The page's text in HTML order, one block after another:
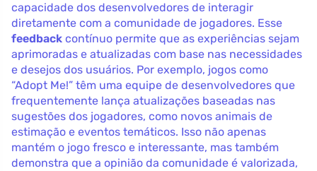
capacidade dos desenvolvedores de interagir
diretamente com a comunidade de jogadores. Esse
feedback contínuo permite que as experiências sejam
aprimoradas e atualizadas com base nas necessidades
e desejos dos usuários. Por exemplo, jogos como
“Adopt Me!” têm uma equipe de desenvolvedores que
frequentemente lança atualizações baseadas nas
sugestões dos jogadores, como novos animais de
estimação e eventos temáticos. Isso não apenas
mantém o jogo fresco e interessante, mas também
demonstra que a opinião da comunidade é valorizada,